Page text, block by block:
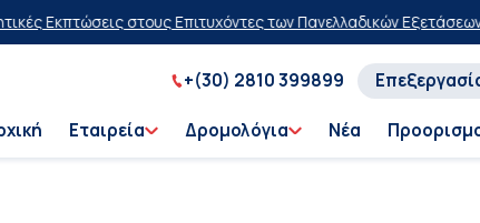
Εκπτώσεις στους Επιτυχόντες των Πανελλαδικών Εξετάσεων 2026
+(30) 2810 399899
Εταιρεία Δρομολόγια Νέα